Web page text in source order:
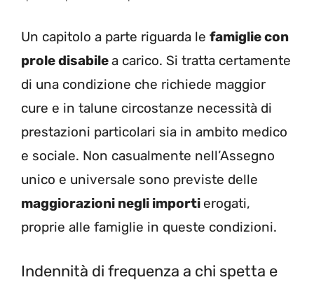
Un capitolo a parte riguarda le famiglie con
prole disabilea carico. Si tratta certamente
di una condizione che richiede maggior
cure e in talune circostanze necessità di
prestazioni particolari sia in ambito medico
e sociale. Non casualmente nell’Assegno
unico e universale sono previste delle
maggiorazioni negli importi erogati,
proprie alle famiglie in queste condizioni.
Indennità di frequenza a chi spetta e